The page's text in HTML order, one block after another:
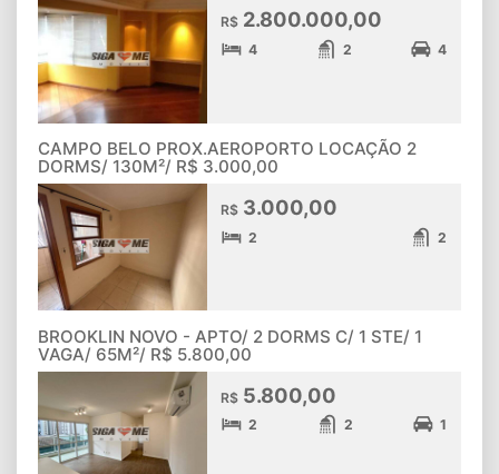
R$ 2.800.000,00
4 2 4
CAMPO BELO PROX.AEROPORTO LOCAÇÃO 2
DORMS/ 130M²/ R$ 3.000,00
R$ 3.000,00
2 2
BROOKLIN NOVO - APTO/ 2 DORMS C/ 1 STE/ 1
VAGA/ 65M²/ R$ 5.800,00
R$ 5.800,00
2 2 1